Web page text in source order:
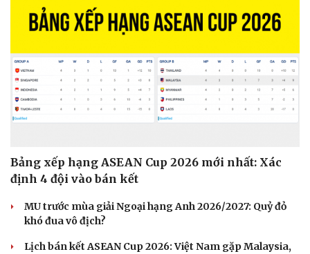
Bảng xếp hạng ASEAN Cup 2026 mới nhất: Xác
định 4 đội vào bán kết
MU trước mùa giải Ngoại hạng Anh 2026/2027: Quỷ đỏ
khó đua vô địch?
Lịch bán kết ASEAN Cup 2026: Việt Nam gặp Malaysia,